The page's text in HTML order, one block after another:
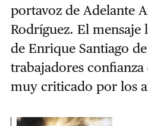
portavoz de Adelante
Rodríguez. El mensaje
de Enrique Santiago
trabajadores
muy criticado por los